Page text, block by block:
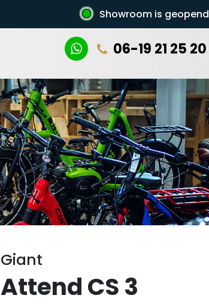
Showroom is geopend
06-19 21 25 20
Giant
Attend CS 3